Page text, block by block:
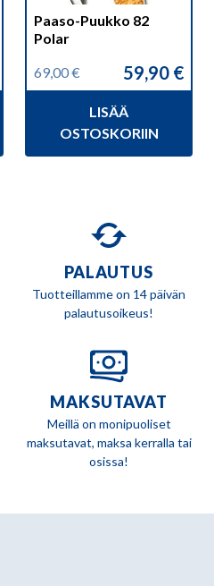
Paaso-Puukko 82
Polar
69,00€
Alkuperäinen
69,00 €.
59,90 €
Nykyinen
59,90 €.
LISÄÄ
OSTOSKORIIN
PALAUTUS
Tuotteillamme on 14 päivän
palautusoikeus!
MAKSUTAVAT
Meillä on monipuoliset
maksutavat, maksa kerralla tai
osissa!